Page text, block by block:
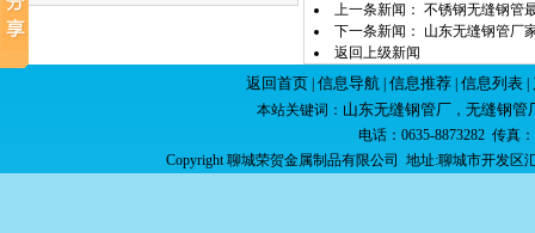
上一条新闻： 不锈钢无缝钢管
下一条新闻：
山东无缝钢管厂
返回上级新闻
返回首页 信息导航| 信息推荐| 信息列表|
本站关键词： 山东无缝钢管厂 ， 无缝钢管
电话：0635-8873282 传真
Copyright 聊城荣贺金属制品有限公司 地址:聊城市开发区